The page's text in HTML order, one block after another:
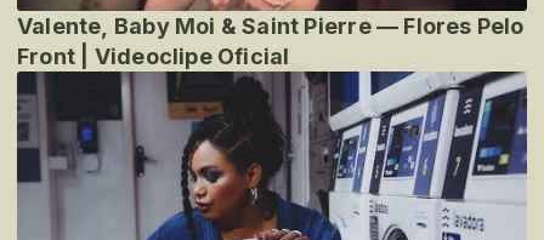
Valente, Baby Moi & Saint Pierre — Flores Pelo
Front | Videoclipe Oficial